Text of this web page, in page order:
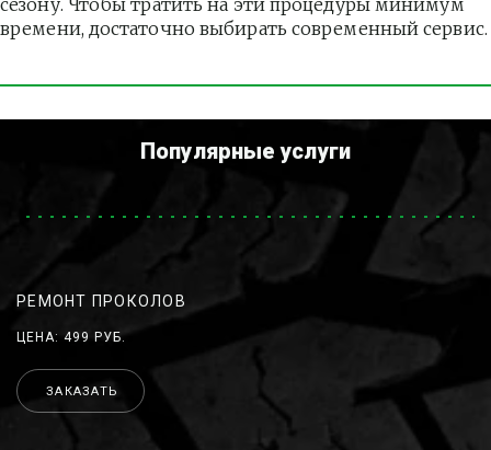
сезону. Чтобы тратить на эти процедуры минимум
времени, достаточно выбирать современный сервис.
Популярные услуги
РЕМОНТ ПРОКОЛОВ
ЦЕНА: 499 РУБ.
ЗАКАЗАТЬ